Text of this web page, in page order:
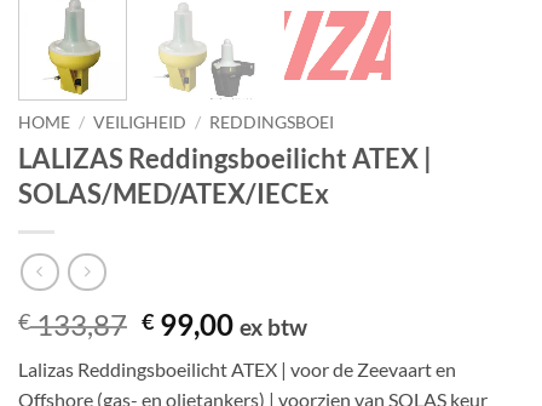
HOME / VEILIGHEID / REDDINGSBOEI
LALIZAS Reddingsboeilicht ATEX |
SOLAS/MED/ATEX/IECEx
€133,87 Oorspronkelijke
prijs
was:
€ 99,00Huidige
is:
ex btw
Lalizas Reddingsboeilicht ATEX | voor de Zeevaart en
Offshore (gas- en olietankers) | voorzien van SOLAS keur